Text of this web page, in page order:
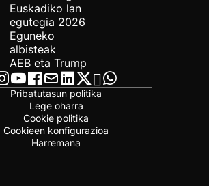
Euskadiko lan
egutegia 2026
Eguneko
albisteak
AEB eta Trump
Pribatutasun politika
Lege oharra
Cookie politika
Cookieen konfigurazioa
Harremana